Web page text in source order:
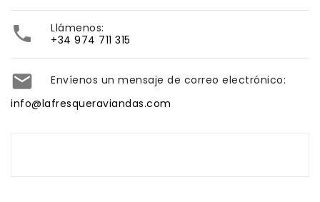

Llámenos:
+34 974 711 315

Envíenos un mensaje de correo electrónico:
info@lafresqueraviandas.com